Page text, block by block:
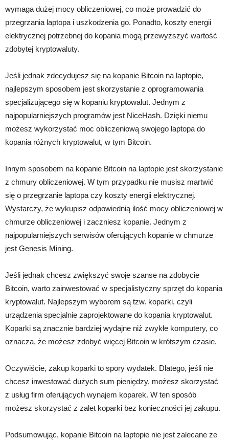
wymaga dużej mocy obliczeniowej, co może prowadzić do
przegrzania laptopa i uszkodzenia go. Ponadto, koszty energii
elektrycznej potrzebnej do kopania mogą przewyższyć wartość
zdobytej kryptowaluty.
Jeśli jednak zdecydujesz się na kopanie Bitcoin na laptopie,
najlepszym sposobem jest skorzystanie z oprogramowania
specjalizującego się w kopaniu kryptowalut. Jednym z
najpopularniejszych programów jest NiceHash. Dzięki niemu
możesz wykorzystać moc obliczeniową swojego laptopa do
kopania różnych kryptowalut, w tym Bitcoin.
Innym sposobem na kopanie Bitcoin na laptopie jest skorzystanie
z chmury obliczeniowej. W tym przypadku nie musisz martwić
się o przegrzanie laptopa czy koszty energii elektrycznej.
Wystarczy, że wykupisz odpowiednią ilość mocy obliczeniowej w
chmurze obliczeniowej i zaczniesz kopanie. Jednym z
najpopularniejszych serwisów oferujących kopanie w chmurze
jest Genesis Mining.
Jeśli jednak chcesz zwiększyć swoje szanse na zdobycie
Bitcoin, warto zainwestować w specjalistyczny sprzęt do kopania
kryptowalut. Najlepszym wyborem są tzw. koparki, czyli
urządzenia specjalnie zaprojektowane do kopania kryptowalut.
Koparki są znacznie bardziej wydajne niż zwykłe komputery, co
oznacza, że możesz zdobyć więcej Bitcoin w krótszym czasie.
Oczywiście, zakup koparki to spory wydatek. Dlatego, jeśli nie
chcesz inwestować dużych sum pieniędzy, możesz skorzystać
z usług firm oferujących wynajem koparek. W ten sposób
możesz skorzystać z zalet koparki bez konieczności jej zakupu.
Podsumowując, kopanie Bitcoin na laptopie nie jest zalecane ze